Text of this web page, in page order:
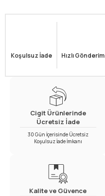
Koşulsuz İade Hızlı Gönderim
Cigit Ürünlerinde
Ücretsiz İade
30 Gün İçerisinde Ücretsiz
Koşulsuz İade İmkanı
Kalite ve Güvence